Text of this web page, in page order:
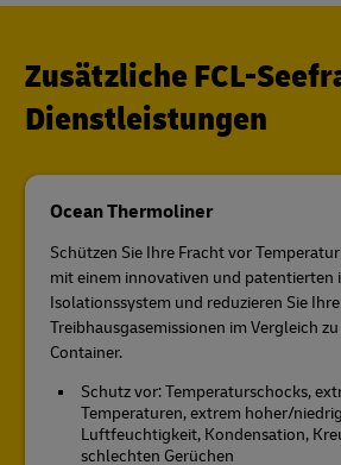
Zusätzliche FCL-
Dienstleistungen
Ocean Thermoliner
Schützen Sie Ihre Fracht vor
mit einem innovativen und patentierten
Isolationssystem und reduzieren Sie Ihre
Treibhausgasemissionen im Vergleich
Container.
Schutz vor: Temperaturschocks,
Temperaturen, extrem hoher/
Luftfeuchtigkeit, Kondensation,
schlechten Gerüchen